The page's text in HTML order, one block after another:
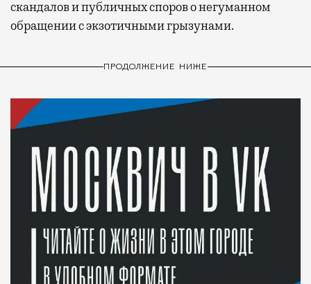
скандалов и публичных споров о негуманном
обращении с экзотичными грызунами.
ПРОДОЛЖЕНИЕ НИЖЕ